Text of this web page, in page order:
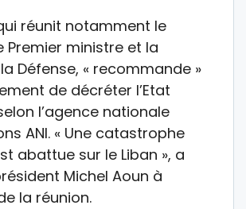
réunit notamment le
Premier ministre et la
Défense, « recommande »
de décréter l’Etat
l’agence nationale
ANI. « Une catastrophe
abattue sur le Liban », a
Michel Aoun à
la réunion.